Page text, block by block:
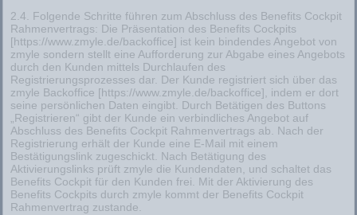
2.4. Folgende Schritte führen zum Abschluss des Benefits Cockpit
Rahmenvertrags: Die Präsentation des Benefits Cockpits
[https://www.zmyle.de/backoffice] ist kein bindendes Angebot von
zmyle sondern stellt eine Aufforderung zur Abgabe eines Angebots
durch den Kunden mittels Durchlaufen des
Registrierungsprozesses dar. Der Kunde registriert sich über das
zmyle Backoffice [https://www.zmyle.de/backoffice], indem er dort
seine persönlichen Daten eingibt. Durch Betätigen des Buttons
„Registrieren“ gibt der Kunde ein verbindliches Angebot auf
Abschluss des Benefits Cockpit Rahmenvertrags ab. Nach der
Registrierung erhält der Kunde eine E-Mail mit einem
Bestätigungslink zugeschickt. Nach Betätigung des
Aktivierungslinks prüft zmyle die Kundendaten, und schaltet das
Benefits Cockpit für den Kunden frei. Mit der Aktivierung des
Benefits Cockpits durch zmyle kommt der Benefits Cockpit
Rahmenvertrag zustande.